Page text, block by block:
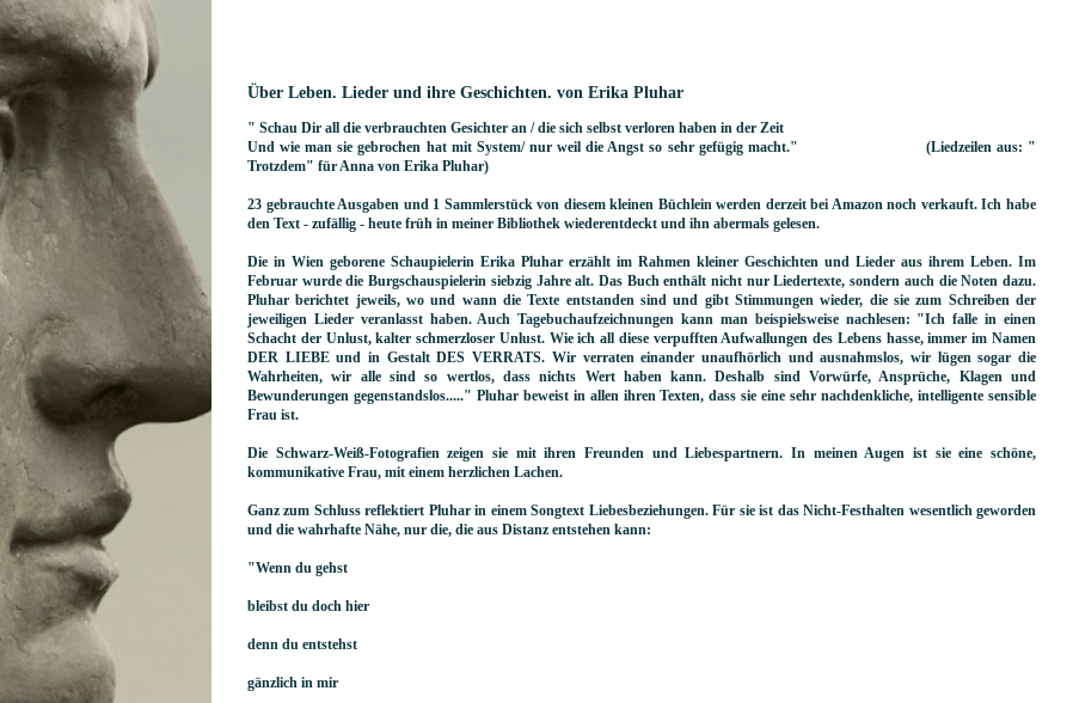
Über Leben. Lieder und ihre Geschichten. von Erika Pluhar
" Schau Dir all die verbrauchten Gesichter an / die sich selbst verloren haben in der Zeit
Und wie man sie gebrochen hat mit System/ nur weil die Angst so sehr gefügig macht." (Liedzeilen aus: "
Trotzdem" für Anna von Erika Pluhar)
23 gebrauchte Ausgaben und 1 Sammlerstück von diesem kleinen Büchlein werden derzeit bei Amazon noch verkauft. Ich habe
den Text - zufällig - heute früh in meiner Bibliothek wiederentdeckt und ihn abermals gelesen.
Die in Wien geborene Schaupielerin Erika Pluhar erzählt im Rahmen kleiner Geschichten und Lieder aus ihrem Leben. Im
Februar wurde die Burgschauspielerin siebzig Jahre alt. Das Buch enthält nicht nur Liedertexte, sondern auch die Noten dazu.
Pluhar berichtet jeweils, wo und wann die Texte entstanden sind und gibt Stimmungen wieder, die sie zum Schreiben der
jeweiligen Lieder veranlasst haben. Auch Tagebuchaufzeichnungen kann man beispielsweise nachlesen: "Ich falle in einen
Schacht der Unlust, kalter schmerzloser Unlust. Wie ich all diese verpufften Aufwallungen des Lebens hasse, immer im Namen
DER LIEBE und in Gestalt DES VERRATS. Wir verraten einander unaufhörlich und ausnahmslos, wir lügen sogar die
Wahrheiten, wir alle sind so wertlos, dass nichts Wert haben kann. Deshalb sind Vorwürfe, Ansprüche, Klagen und
Bewunderungen gegenstandslos....." Pluhar beweist in allen ihren Texten, dass sie eine sehr nachdenkliche, intelligente sensible
Frau ist.
Die Schwarz-Weiß-Fotografien zeigen sie mit ihren Freunden und Liebespartnern. In meinen Augen ist sie eine schöne,
kommunikative Frau, mit einem herzlichen Lachen.
Ganz zum Schluss reflektiert Pluhar in einem Songtext Liebesbeziehungen. Für sie ist das Nicht-Festhalten wesentlich geworden
und die wahrhafte Nähe, nur die, die aus Distanz entstehen kann:
"Wenn du gehst
bleibst du doch hier
denn du entstehst
gänzlich in mir